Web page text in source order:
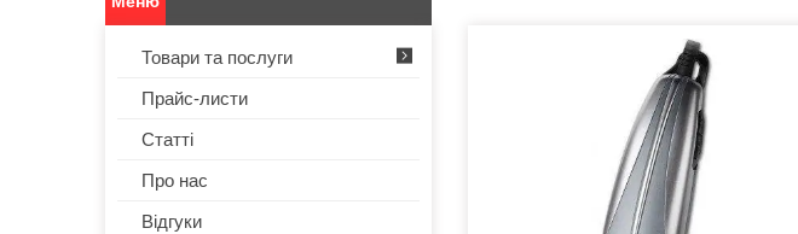
Товари та послуги
Прайс-листи
Статті
Про нас
Відгуки